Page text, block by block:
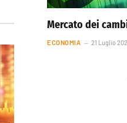
Mercato dei
ECONOMIA 21 Luglio